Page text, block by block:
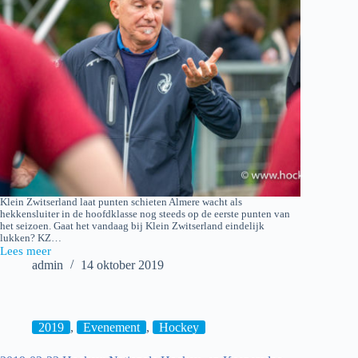
Klein Zwitserland laat punten schieten Almere wacht als
hekkensluiter in de hoofdklasse nog steeds op de eerste punten van
het seizoen. Gaat het vandaag bij Klein Zwitserland eindelijk
lukken? KZ…
Lees meer
2019-
admin 14 oktober 2019
2019 , Evenement , Hockey